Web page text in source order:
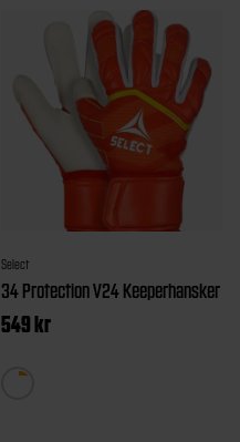
Select
34 Protection V24 Keeperhansker
549kr